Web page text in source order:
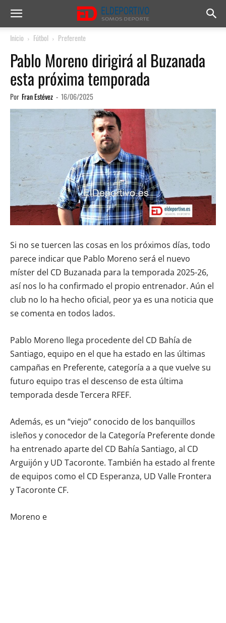
Inicio Fútbol Preferente
Pablo Moreno dirigirá al Buzanada
esta próxima temporada
Por Fran Estévez - 16/06/2025
Si no se tuercen las cosas en los próximos días, todo
parece indicar que Pablo Moreno será el nuevo
míster del CD Buzanada para la temporada 2025-26,
así nos lo ha confirmado el propio entrenador. Aún el
club no lo ha hecho oficial, peor ya es una noticia que
se comenta en todos lados.
Pablo Moreno llega procedente del CD Bahía de
Santiago, equipo en el que ha estado en las últimas
campañas en Preferente, categoría a a que vuelve su
futuro equipo tras el descenso de esta última
temporada desde Tercera RFEF.
Además, es un “viejo” conocido de los banquillos
isleños y conocedor de la Categoría Preferente donde
ha entrenado aparte del CD Bahía Santiago, al CD
Arguijón y UD Tacoronte. También ha estado al frente
de equipos como el CD Esperanza, UD Valle Frontera
y Tacoronte CF.
Moreno e